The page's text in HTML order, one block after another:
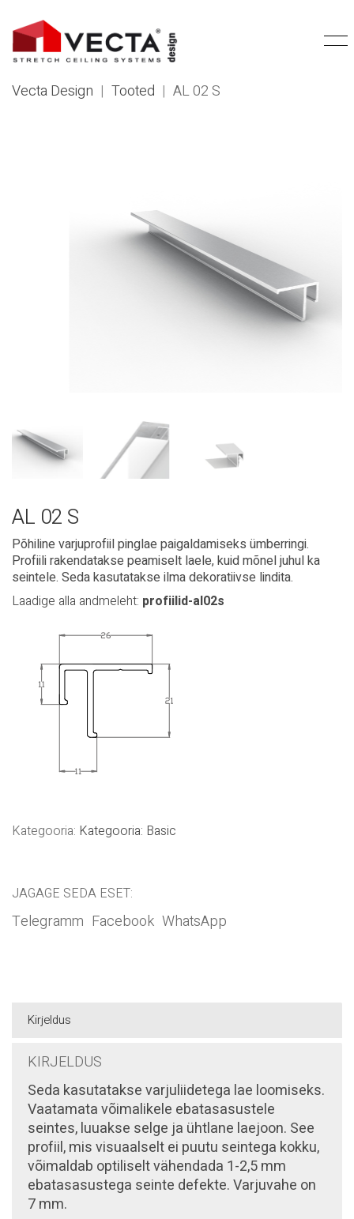
Vecta Design | Tooted | AL 02 S
AL 02 S
Põhiline varjuprofiil pinglae paigaldamiseks ümberringi.
Profiili rakendatakse peamiselt laele, kuid mõnel juhul ka
seintele. Seda kasutatakse ilma dekoratiivse lindita.
Laadige alla andmeleht: profiilid-al02s
Kategooria: Kategooria: Basic
JAGAGE SEDA ESET:
Telegramm Facebook WhatsApp
Kirjeldus
KIRJELDUS
Seda kasutatakse varjuliidetega lae loomiseks.
Vaatamata võimalikele ebatasasustele
seintes, luuakse selge ja ühtlane laejoon. See
profiil, mis visuaalselt ei puutu seintega kokku,
võimaldab optiliselt vähendada 1-2,5 mm
ebatasasustega seinte defekte. Varjuvahe on
7 mm.